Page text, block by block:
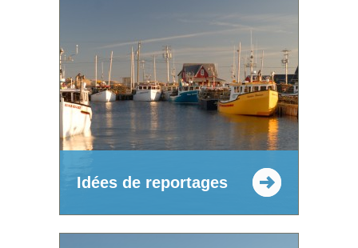
Idées de reportages